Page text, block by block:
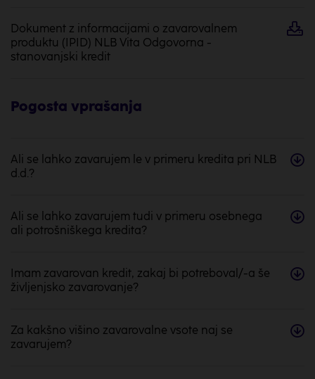
Dokument z informacijami o zavarovalnem
produktu (IPID) NLB Vita Odgovorna -
stanovanjski kredit
Pogosta vprašanja
Ali se lahko zavarujem le v primeru kredita pri NLB
d.d.?
Ali se lahko zavarujem tudi v primeru osebnega
ali potrošniškega kredita?
Imam zavarovan kredit, zakaj bi potreboval/-a še
življenjsko zavarovanje?
Za kakšno višino zavarovalne vsote naj se
zavarujem?